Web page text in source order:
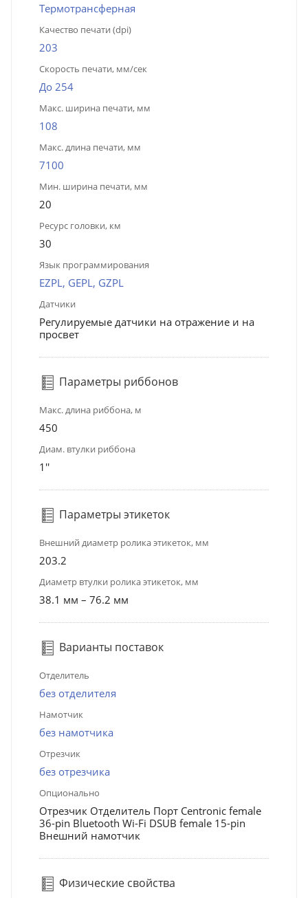
Термотрансферная
Качество печати (dpi)
203
Скорость печати, мм/сек
До 254
Макс. ширина печати, мм
108
Макс. длина печати, мм
7100
Мин. ширина печати, мм
20
Ресурс головки, км
30
Язык программирования
EZPL, GEPL, GZPL
Датчики
Регулируемые датчики на отражение и на
просвет
Параметры риббонов
Макс. длина риббона, м
450
Диам. втулки риббона
1''
Параметры этикеток
Внешний диаметр ролика этикеток, мм
203.2
Диаметр втулки ролика этикеток, мм
38.1 мм – 76.2 мм
Варианты поставок
Отделитель
без отделителя
Намотчик
без намотчика
Отрезчик
без отрезчика
Опционально
Отрезчик Отделитель Порт Centronic female
36-pin Bluetooth Wi-Fi DSUB female 15-pin
Внешний намотчик
Физические свойства